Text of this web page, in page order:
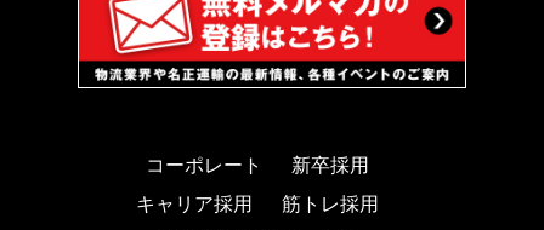
コーポレート
新卒採用
キャリア採用
筋トレ採用